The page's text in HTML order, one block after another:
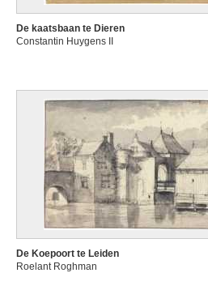
De kaatsbaan te Dieren
Constantin Huygens II
De Koepoort te Leiden
Roelant Roghman